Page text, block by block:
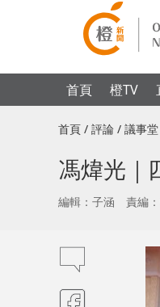
首頁 橙TV
首頁 / 評論 / 議事堂
馮煒光｜
編輯：子涵 責編